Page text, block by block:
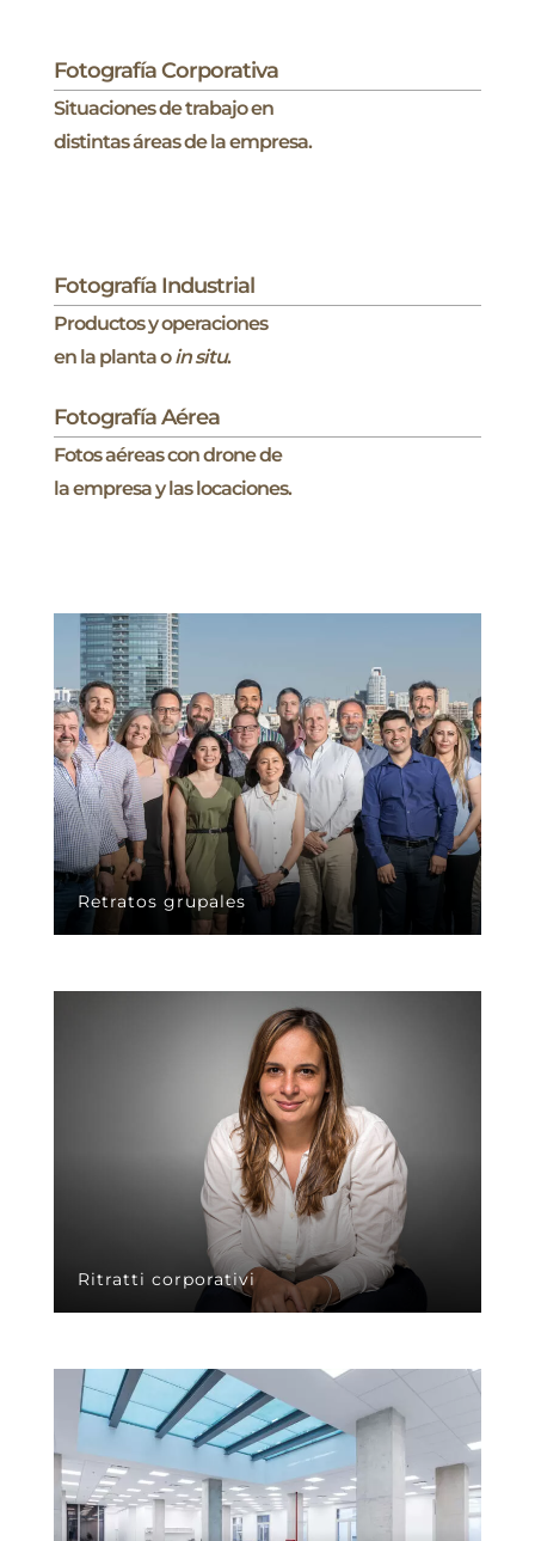
Fotografía Corporativa
Situaciones de trabajo en
distintas áreas de la empresa.
Fotografía Industrial
Productos y operaciones
en la planta oin situ.
Fotografía Aérea
Fotos aéreas con drone de
la empresa y las locaciones.
Retratos grupales
Ritratti corporativi